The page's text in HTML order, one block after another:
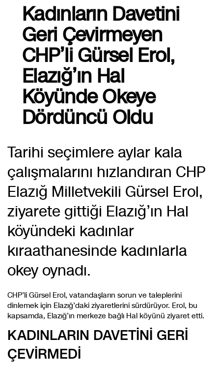
Kadınların Davetini
Geri Çevirmeyen
CHP’li Gürsel Erol,
Elazığ’ın Hal
Köyünde Okeye
Dördüncü Oldu
Tarihi seçimlere aylar kala
çalışmalarını hızlandıran CHP
Elazığ Milletvekili Gürsel Erol,
ziyarete gittiği Elazığ’ın Hal
köyündeki kadınlar
kıraathanesinde kadınlarla
okey oynadı.
CHP’li Gürsel Erol, vatandaşların sorun ve taleplerini
dinlemek için Elazığ’daki ziyaretlerini sürdürüyor. Erol, bu
kapsamda, Elazığ’ın merkeze bağlı Hal köyünü ziyaret etti.
KADINLARIN DAVETİNİ GERİ
ÇEVİRMEDİ